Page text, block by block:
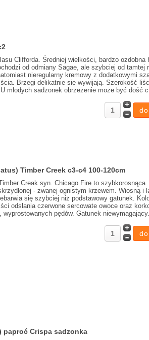
Clifforda. Średniej wielkości, bardzo ozdobna
od odmiany Sagae, ale szybciej od tamtej
nieregularny kremowy z dodatkowymi
Brzegi delikatnie się wywijają. Szerokość
młodych sadzonek obrzeżenie może być dość
Timber Creek c3-c4 100-120cm
Creak syn. Chicago Fire to szybkorosnąca
- zwanej ognistym krzewem. Wiosną i
się szybciej niż podstawowy gatunek.
odsłania czerwone sercowate owoce oraz
pędów. Gatunek niewymagający.
paproć Crispa sadzonka